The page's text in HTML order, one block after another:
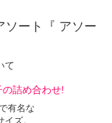
ソート『 アソー
て
詰め合わせ!
有名な
ズ。